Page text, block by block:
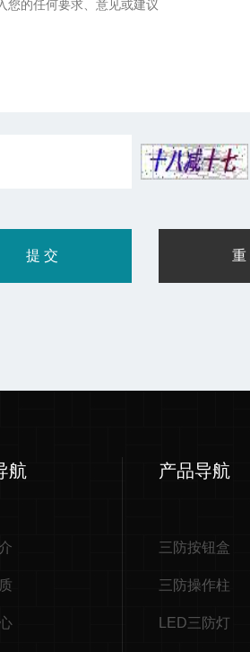
航 产品导航
三防按钮盒
三防操作柱
LED三防灯